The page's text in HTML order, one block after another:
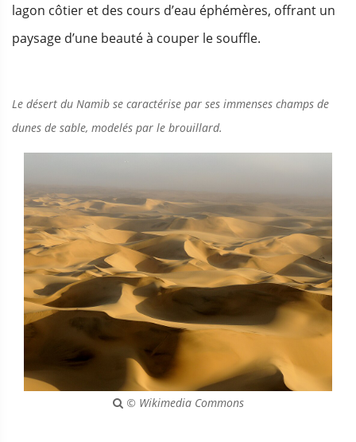
lagon côtier et des cours d’eau éphémères, offrant un
paysage d’une beauté à couper le souffle.
Le désert du Namib se caractérise par ses immenses champs de
dunes de sable, modelés par le brouillard.
© Wikimedia Commons